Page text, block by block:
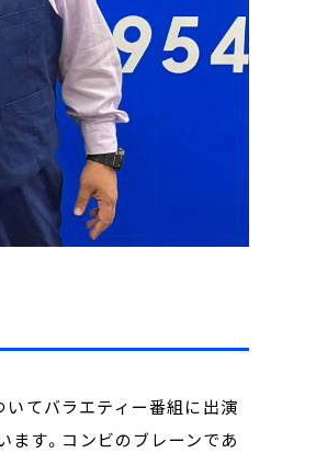
いてバラエティー番組に出演
ます。コンビのブレーンであ